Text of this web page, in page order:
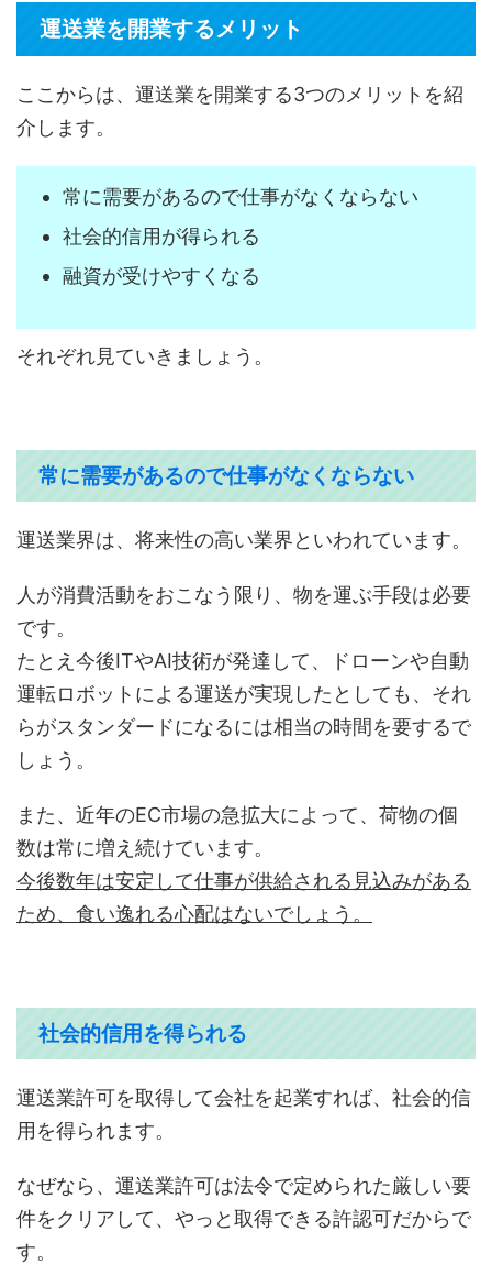
運送業を開業するメリット
ここからは、運送業を開業する3つのメリットを紹
介します。
常に需要があるので仕事がなくならない
社会的信用が得られる
融資が受けやすくなる
それぞれ見ていきましょう。
常に需要があるので仕事がなくならない
運送業界は、将来性の高い業界といわれています。
人が消費活動をおこなう限り、物を運ぶ手段は必要
です。
たとえ今後ITやAI技術が発達して、ドローンや自動
運転ロボットによる運送が実現したとしても、それ
らがスタンダードになるには相当の時間を要するで
しょう。
また、近年のEC市場の急拡大によって、荷物の個
数は常に増え続けています。
今後数年は安定して仕事が供給される見込みがある
ため、食い逸れる心配はないでしょう。
社会的信用を得られる
運送業許可を取得して会社を起業すれば、社会的信
用を得られます。
なぜなら、運送業許可は法令で定められた厳しい要
件をクリアして、やっと取得できる許認可だからで
す。